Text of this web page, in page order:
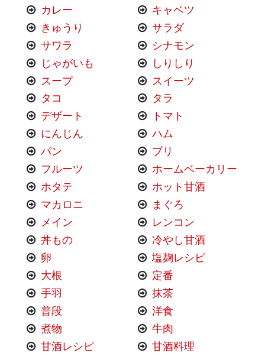
カレー
キャベツ
きゅうり
サラダ
サワラ
シナモン
じゃがいも
しりしり
スープ
スイーツ
タコ
タラ
デザート
トマト
にんじん
ハム
パン
ブリ
フルーツ
ホームベーカリー
ホタテ
ホット甘酒
マカロニ
まぐろ
メイン
レンコン
丼もの
冷やし甘酒
卵
塩麹レシピ
大根
定番
手羽
抹茶
普段
洋食
煮物
牛肉
甘酒レシピ
甘酒料理